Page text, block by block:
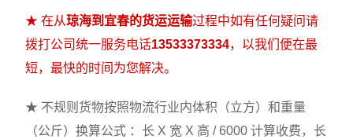
★ 在从琼海到宜春的货运运输过程中如有任何疑问请
拨打公司统一服务电话13533373334，以我们便在最
短，最快的时间为您解决。
★ 不规则货物按照物流行业内体积（立方）和重量
（公斤）换算公式 ：长 X 宽 X 高 / 6000 计算收费，长